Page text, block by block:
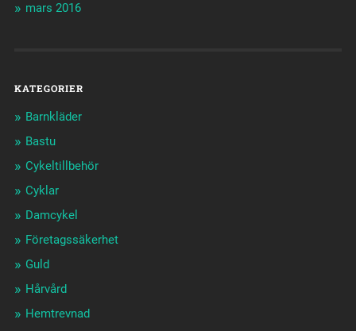
mars 2016
KATEGORIER
Barnkläder
Bastu
Cykeltillbehör
Cyklar
Damcykel
Företagssäkerhet
Guld
Hårvård
Hemtrevnad